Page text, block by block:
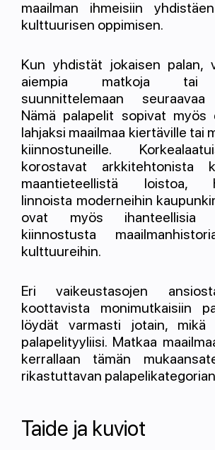
maailman ihmeisiin
kulttuurisen oppimisen.
Kun yhdistät jokaisen palan,
aiempia matkoja tai
suunnittelemaan seuraavaa
Nämä palapelit sopivat myös
lahjaksi maailmaa kiertäville tai
kiinnostuneille.
korostavat arkkitehtonista
maantieteellistä loistoa,
linnoista moderneihin
ovat myös ihanteellisia
kiinnostusta
kulttuureihin.
Eri vaikeustasojen
koottavista monimutkaisiin
löydät varmasti jotain, mikä
palapelityyliisi. Matkaa
kerrallaan tämän
rikastuttavan
Taide ja kuviot